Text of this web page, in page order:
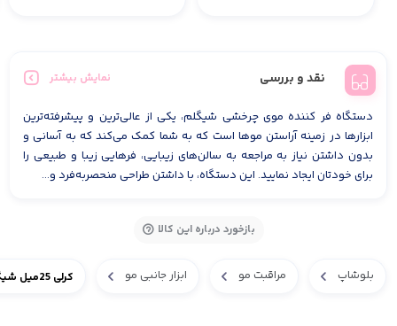
نقد و بررسی نمایش بیشتر
دستگاه فر کننده موی چرخشی شیگلم، یکی از عالی‌ترین و پیشرفته‌ترین
ابزارها در زمینه آراستن موها است که به شما کمک می‌کند که به آسانی و
بدون داشتن نیاز به مراجعه به سالن‌های زیبایی، فرهایی زیبا و طبیعی را
برای خودتان ایجاد نمایید. این دستگاه، با داشتن طراحی منحصر‌به‌فرد و...
بازخورد درباره این کالا
بلوشاپ مراقبت مو ابزار جانبی مو کرلی 25میل شیگلم